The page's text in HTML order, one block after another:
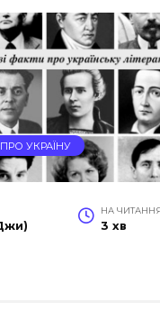
УКРАЇНУ
НА
3 хв